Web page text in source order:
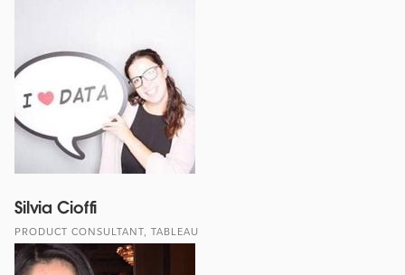
Silvia Cioffi
PRODUCT CONSULTANT, TABLEAU